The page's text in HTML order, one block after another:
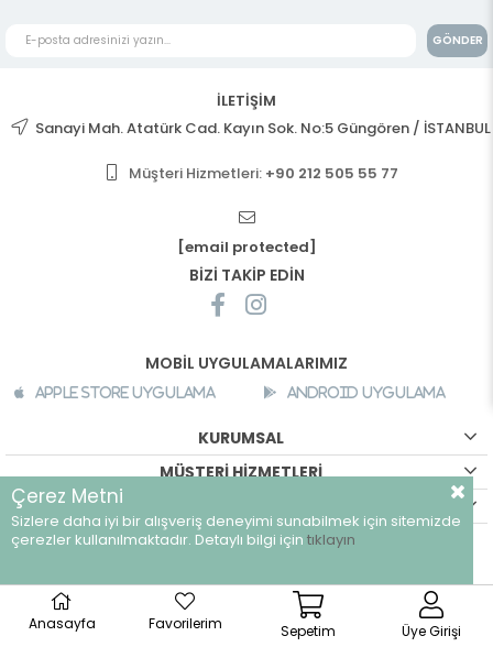
GÖNDER
İLETİŞİM
Sanayi Mah. Atatürk Cad. Kayın Sok. No:5 Güngören / İSTANBUL
Müşteri Hizmetleri: +90 212 505 55 77
[email protected]
BİZİ TAKİP EDİN
MOBİL UYGULAMALARIMIZ
Apple Store Uygulama Android Uygulama
KURUMSAL
MÜŞTERİ HİZMETLERİ
©breeze.com.tr - Tüm hakları saklıdır.
Anasayfa Favorilerim Sepetim Üye Girişi
Çerez Metni
Sizlere daha iyi bir alışveriş deneyimi sunabilmek için sitemizde
çerezler kullanılmaktadır. Detaylı bilgi için tıklayın